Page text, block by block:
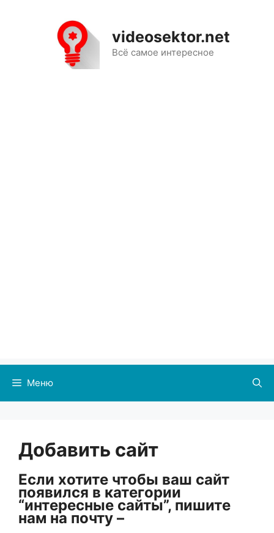
содержимому
videosektor.net
Всё самое интересное
Меню
Добавить сайт
Если хотите чтобы ваш сайт
появился в категории
“интересные сайты”, пишите
нам на почту –